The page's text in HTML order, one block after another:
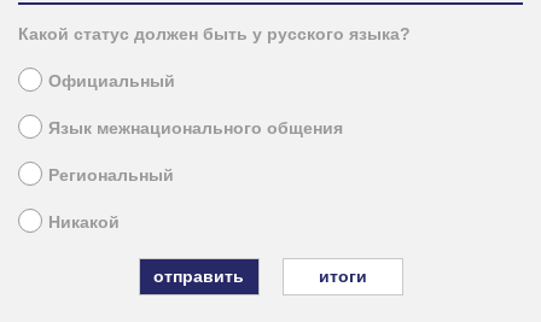
Какой статус должен быть у русского языка?
Официальный
Язык межнационального общения
Региональный
Никакой
итоги